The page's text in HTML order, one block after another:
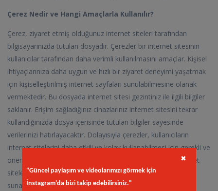
Çerez Nedir ve Hangi Amaçlarla Kullanılır?
Çerez, ziyaret etmiş olduğunuz internet siteleri tarafından
bilgisayarınızda tutulan dosyadır. Çerezler bir internet sitesinin
kullanıcılar tarafından daha verimli kullanılmasını amaçlar. Kişisel
ihtiyaçlarınıza daha uygun ve hızlı bir ziyaret deneyimi yaşatmak
için kişiselleştirilmiş internet sayfaları sunulabilmesine olanak
vermektedir. Bu dosyada internet sitesi gezintiniz ile ilgili bilgiler
saklanır. Erişim sağladığınız cihazlarınız internet sitesini tekrar
kullandığınızda dosya içerisinde tutulan bilgiler sayesinde
verilerinizi hatırlayacaktır. Dolayısıyla çerezler, kullanıcıların
internet sitelerini daha etkili ve kolay kullanabilmesi için gerekli ve
önemlidir. Ayrıca internet sitesinde ve üçüncü kişilerin internet
sitelerinde size daha uygun hizmet, ürün veya teklifler
sunabilmemiz için çerezler kullanılmaktadır.
"Güncel paylaşım ve videolarımızı görmek için
İnstagram'da bizi takip edebilirsiniz."
✖